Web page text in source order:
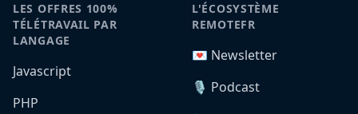
LES OFFRES 100%
TÉLÉTRAVAIL PAR
LANGAGE
Javascript
PHP
L'ÉCOSYSTÈME
REMOTEFR
💌 Newsletter
🎙️ Podcast